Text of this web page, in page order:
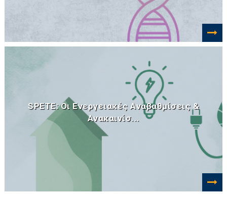
SPETE: Οι Ενεργειακές Αναβαθμίσεις &
Ανακαινίσ...